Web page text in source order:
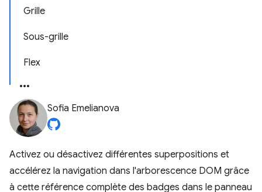
Grille
Sous-grille
Flex
Sofia Emelianova
Activez ou désactivez différentes superpositions et
accélérez la navigation dans l'arborescence DOM grâce
à cette référence complète des badges dans le panneau